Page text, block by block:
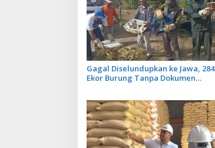
Gagal Diselundupkan ke Jawa, 284
Ekor Burung Tanpa Dokumen